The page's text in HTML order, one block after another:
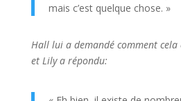
mais c’est quelque chose. »
Hall lui a demandé comment
et Lily a répondu: